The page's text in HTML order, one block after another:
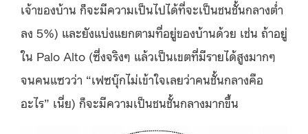
เจ้าของบ้าน ก็จะมีความเป็นไปได้ที่จะเป็นชนชั้นกลางต่ำ
ลง 5%) และยังแบ่งแยกตามที่อยู่ของบ้านด้วย เช่น ถ้าอยู่
ใน Palo Alto (ซึ่งจริงๆ แล้วเป็นเขตที่มีรายได้สูงมากๆ
จนคนแซวว่า “เฟซบุ๊กไม่เข้าใจเลยว่าคนชั้นกลางคือ
อะไร” เนี่ย) ก็จะมีความเป็นชนชั้นกลางมากขึ้น